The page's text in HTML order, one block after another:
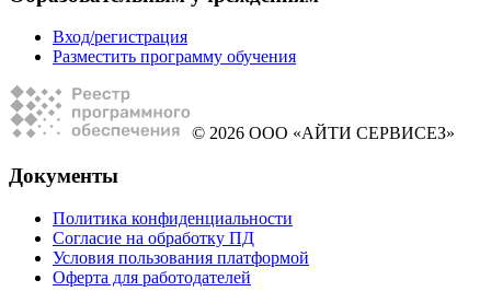
Вход/регистрация
Разместить программу обучения
© 2026 ООО «АЙТИ СЕРВИСЕЗ»
Документы
Политика конфиденциальности
Согласие на обработку ПД
Условия пользования платформой
Оферта для работодателей